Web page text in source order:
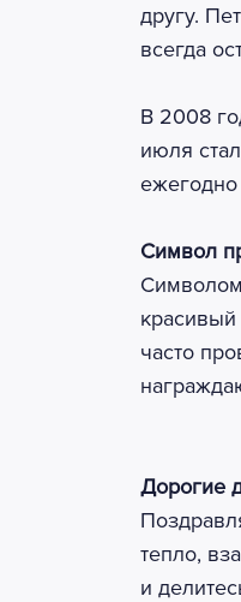
другу.
всегда
В 2008
июля
Символ
красивый
часто
Дорогие
тепло,
и